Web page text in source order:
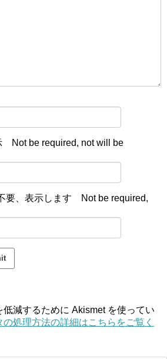
Not be required, not will be
要、表示します Not be required,
低減するために Akismet を使ってい
の処理方法の詳細はこちらをご覧く